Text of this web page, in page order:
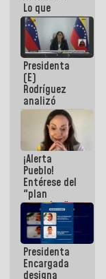
Lo que
vayas a
escribir
hazlo hoy
por que no
sabemos si
la semana
que viene
hay
programa
Presidenta
(E)
Rodríguez
analizó
junto a
gobernadores
planes de
recuperación
del Sistema
Eléctrico
Nacional
¡Alerta
Pueblo!
Entérese del
"plan
enjambre"
de La Sayo
para
sabotear el
diálogo y
promover el
Presidenta
Encargada
designa